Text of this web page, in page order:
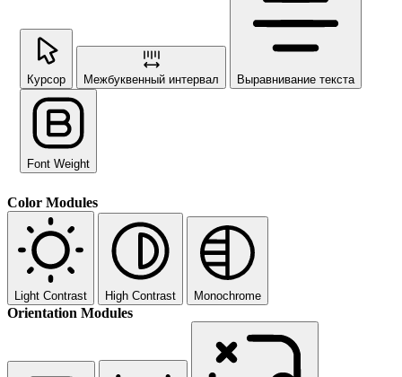
Курсор Межбуквенный интервал Выравнивание текста
Font Weight
Color Modules
Light Contrast High Contrast Monochrome
Orientation Modules